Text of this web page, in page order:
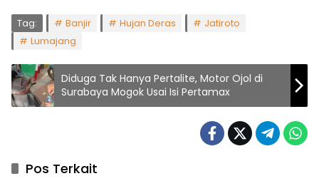
Tag: Banjir Hujan Deras
Jatiroto
Lumajang
Diduga Tak Hanya Pertalite, Motor Ojol di
Surabaya Mogok Usai Isi Pertamax
Pos Terkait